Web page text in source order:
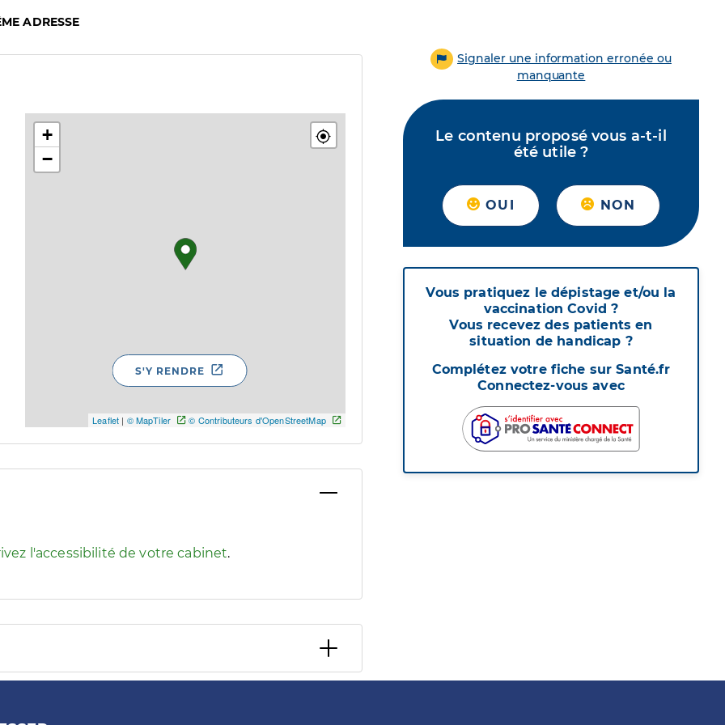
ADRESSE
+
−
Leaflet | © MapTiler © Contributeurs d'OpenStreetMap
S'Y RENDRE
l'accessibilité de votre cabinet.
Signaler une information erronée ou
manquante
Le contenu proposé vous a-t-il
été utile ?
OUI NON
Vous pratiquez le dépistage et/ou la
vaccination Covid ?
Vous recevez des patients en
situation de handicap ?
Complétez votre fiche sur Santé.fr
Connectez-vous avec